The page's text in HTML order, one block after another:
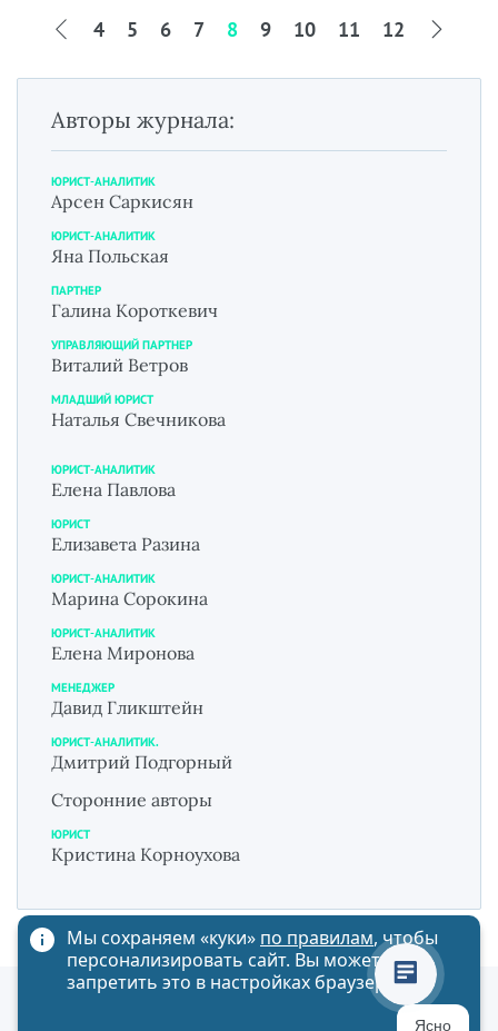
4 5 6 7 8 9 10 11 12
Авторы журнала:
ЮРИСТ-АНАЛИТИК
Арсен Саркисян
ЮРИСТ-АНАЛИТИК
Яна Польская
ПАРТНЕР
Галина Короткевич
УПРАВЛЯЮЩИЙ ПАРТНЕР
Виталий Ветров
МЛАДШИЙ ЮРИСТ
Наталья Свечникова
ЮРИСТ-АНАЛИТИК
Елена Павлова
ЮРИСТ
Елизавета Разина
ЮРИСТ-АНАЛИТИК
Марина Сорокина
ЮРИСТ-АНАЛИТИК
Елена Миронова
МЕНЕДЖЕР
Давид Гликштейн
ЮРИСТ-АНАЛИТИК.
Дмитрий Подгорный
Сторонние авторы
ЮРИСТ
Кристина Корноухова
Политика обработки персональных данных
Мы сохраняем «куки» по правилам, чтобы
персонализировать сайт. Вы можете
запретить это в настройках браузера
Ясно